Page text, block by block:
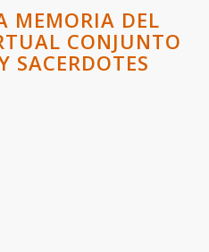
MEMORIA DEL
CONJUNTO
SACERDOTES